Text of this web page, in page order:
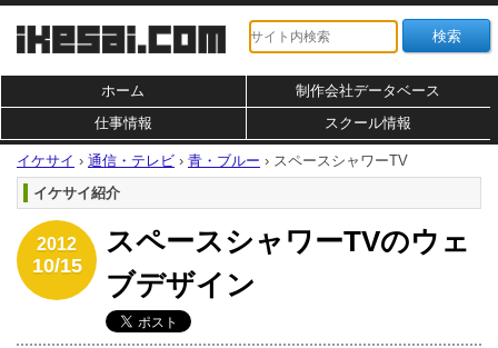
ホーム
制作会社データベース
仕事情報
スクール情報
イケサイ › 通信・テレビ › 青・ブルー › スペースシャワーTV
イケサイ紹介
2012
10/15
スペースシャワーTVのウェ
ブデザイン